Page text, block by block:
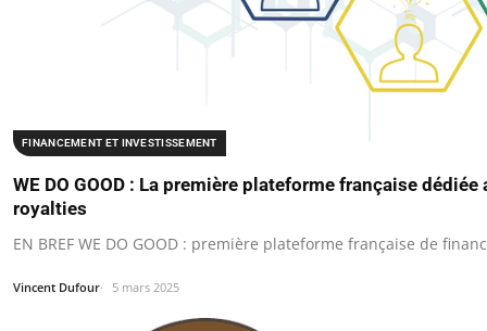
FINANCEMENT ET INVESTISSEMENT
WE DO GOOD : La première plateforme française
royalties
EN BREF WE DO GOOD : première plateforme française de
Vincent Dufour 5 mars 2025